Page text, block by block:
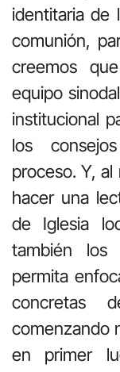
identitaria de
comunión,
creemos
equipo
institucional
los
proceso. Y,
hacer una
de Iglesia
también los
permita
concretas
comenzando
en primer